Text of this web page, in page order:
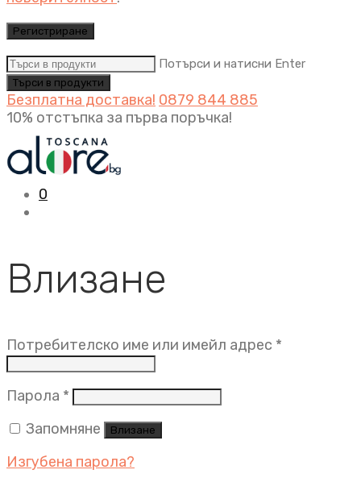
Регистриране
Потърси и натисни Enter
Безплатна доставка! 0879 844 885
10% отстъпка за първа поръчка!
0
Влизане
Потребителско име или имейл адрес *
Парола * Задължително
Запомняне
Влизане
Изгубена парола?